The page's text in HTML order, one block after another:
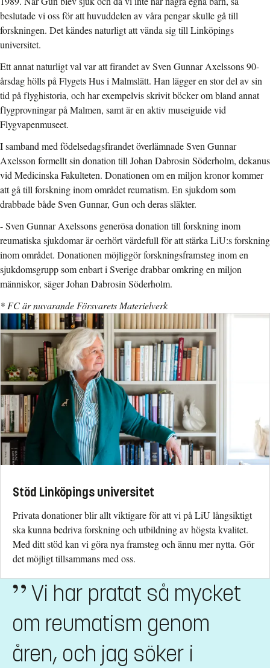
beslutade vi oss för att huvuddelen av våra pengar skulle gå till
forskningen. Det kändes naturligt att vända sig till Linköpings
universitet.
Ett annat naturligt val var att firandet av Sven Gunnar Axelssons 90-
årsdag hölls på Flygets Hus i Malmslätt. Han lägger en stor del av sin
tid på flyghistoria, och har exempelvis skrivit böcker om bland annat
flygprovningar på Malmen, samt är en aktiv museiguide vid
Flygvapenmuseet.
I samband med födelsedagsfirandet överlämnade Sven Gunnar
Axelsson formellt sin donation till Johan Dabrosin Söderholm, dekanus
vid Medicinska Fakulteten. Donationen om en miljon kronor kommer
att gå till forskning inom området reumatism. En sjukdom som
drabbade både Sven Gunnar, Gun och deras släkter.
- Sven Gunnar Axelssons generösa donation till forskning inom
reumatiska sjukdomar är oerhört värdefull för att stärka LiU:s forskning
inom området. Donationen möjliggör forskningsframsteg inom en
sjukdomsgrupp som enbart i Sverige drabbar omkring en miljon
människor, säger Johan Dabrosin Söderholm.
* FC är nuvarande Försvarets Materielverk
Stöd Linköpings universitet
Privata donationer blir allt viktigare för att vi på LiU långsiktigt
ska kunna bedriva forskning och utbildning av högsta kvalitet.
Med ditt stöd kan vi göra nya framsteg och ännu mer nytta. Gör
det möjligt tillsammans med oss.
Vi har pratat så mycket
om reumatism genom
åren, och jag söker i